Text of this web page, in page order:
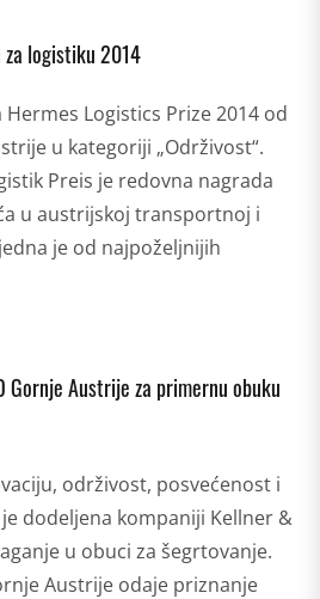
za logistiku 2014
Logistics Prize 2014 od
u kategoriji „Održivost“.
Preis je redovna nagrada
u austrijskoj transportnoj i
je od najpoželjnijih
Gornje Austrije za primernu obuku
održivost, posvećenost i
dodeljena kompaniji Kellner &
u obuci za šegrtovanje.
Austrije odaje priznanje